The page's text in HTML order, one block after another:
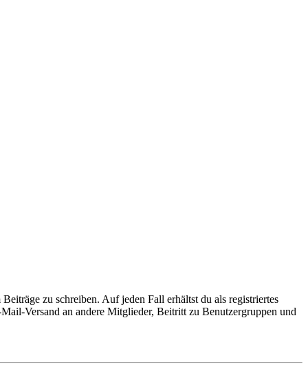
zu schreiben. Auf jeden Fall erhältst du als registriertes
Versand an andere Mitglieder, Beitritt zu Benutzergruppen und